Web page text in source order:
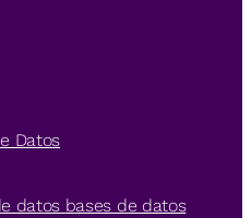
Datos
datos bases de datos